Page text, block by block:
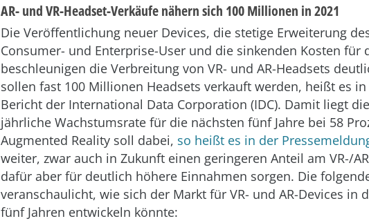
AR- und VR-Headset-Verkäufe nähern sich 100 Millionen in 2021
Die Veröffentlichung neuer Devices, die stetige Erweiterung
Consumer- und Enterprise-User und die sinkenden Kosten für
beschleunigen die Verbreitung von VR- und AR-Headsets
sollen fast 100 Millionen Headsets verkauft werden, heißt es
Bericht der International Data Corporation (IDC). Damit liegt
jährliche Wachstumsrate für die nächsten fünf Jahre bei 58
Augmented Reality soll dabei, so heißt es in der
weiter, zwar auch in Zukunft einen geringeren Anteil am VR-/
dafür aber für deutlich höhere Einnahmen sorgen. Die
veranschaulicht, wie sich der Markt für VR- und AR-Devices in
fünf Jahren entwickeln könnte: